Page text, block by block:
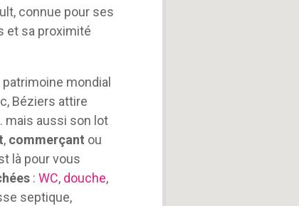
connue pour ses
et sa proximité
mondial
Béziers attire
mais aussi son lot
, commerçant ou
là pour vous
:WC, douche,
septique,